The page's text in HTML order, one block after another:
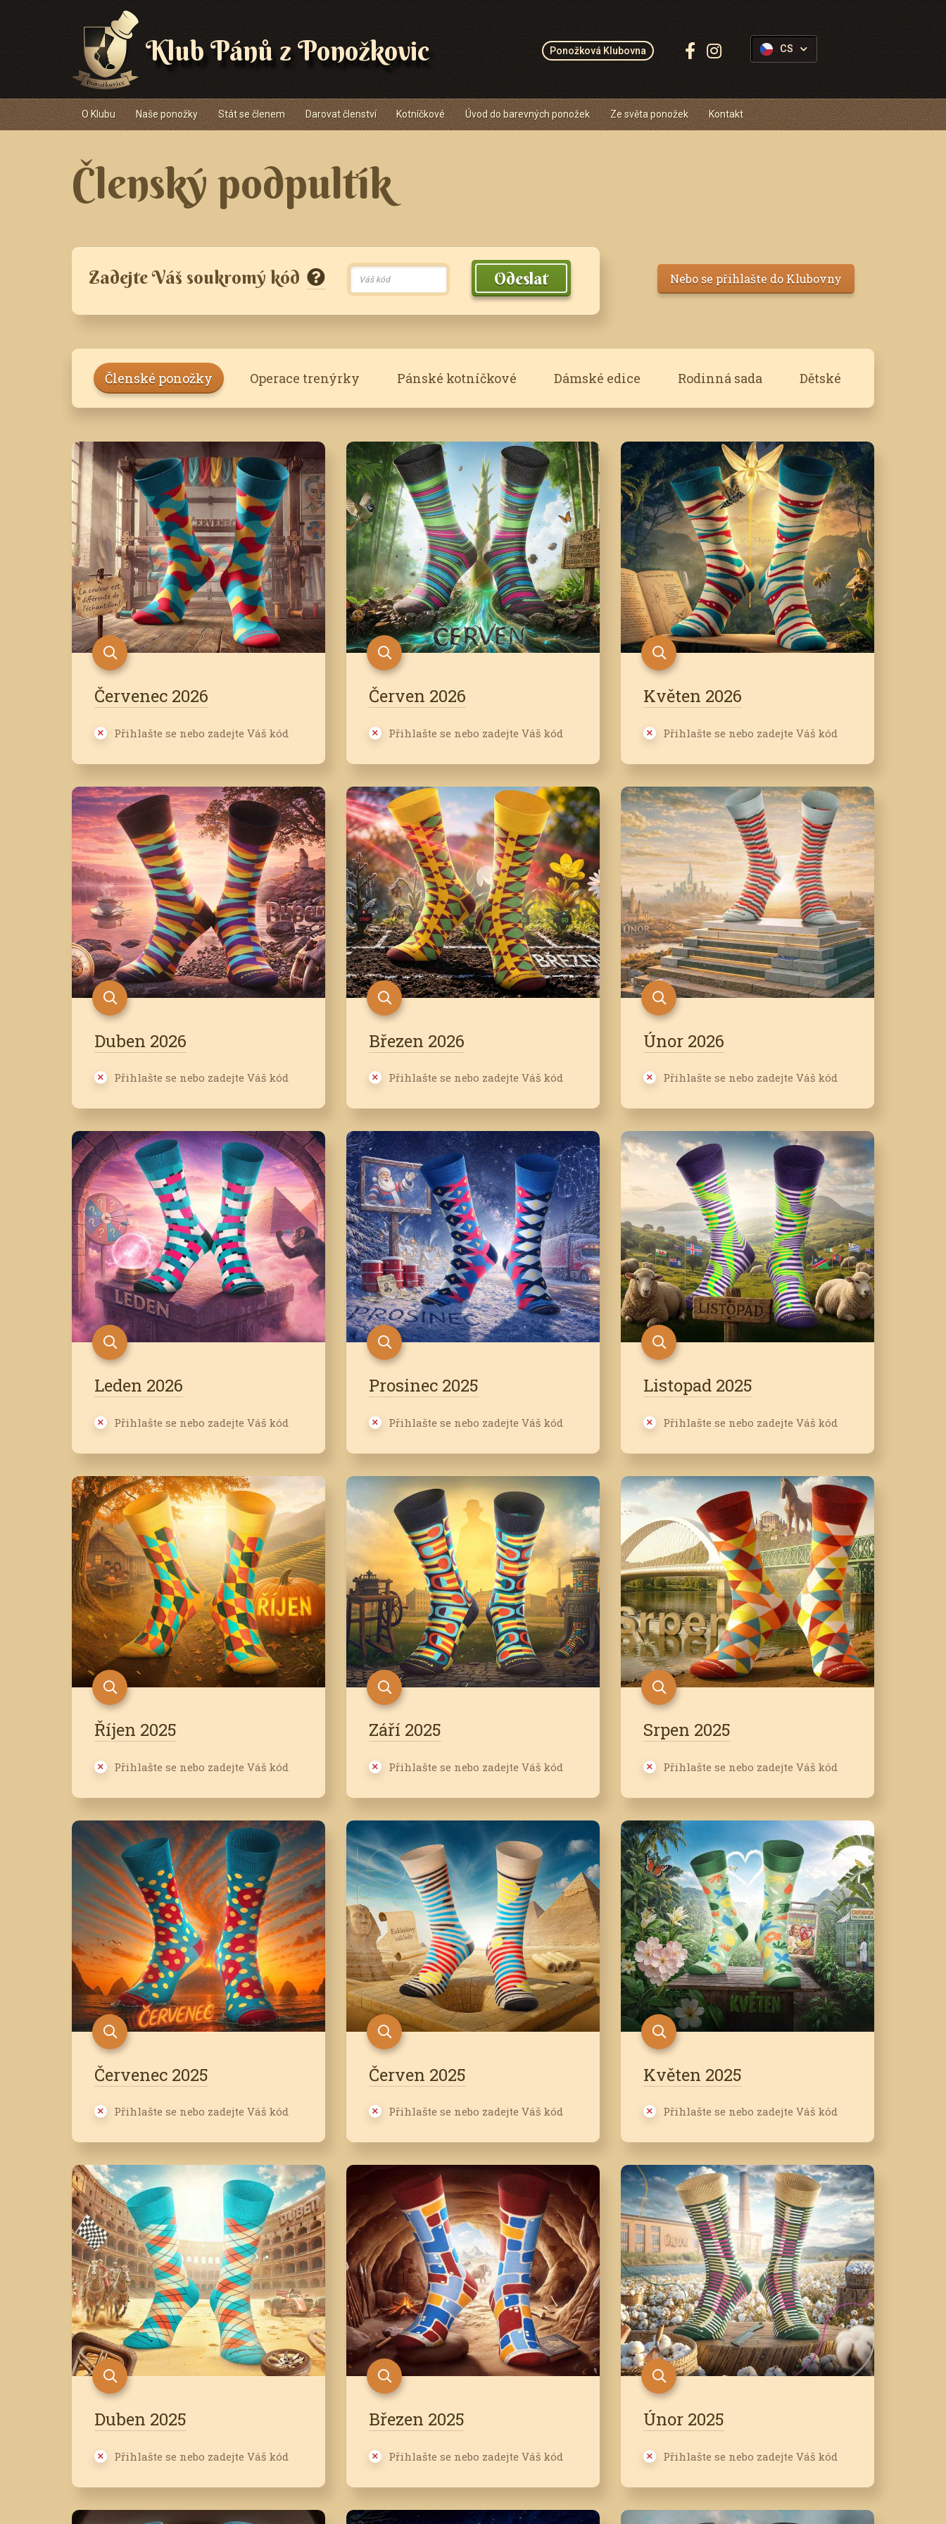
Klub Pánů z Ponožkovic Ponožková Klubovna
Sledujte
CS
Navigace
O Klubu Naše ponožky Stát se členem Darovat členství Kotníčkové Úvod do barevných ponožek Ze světa ponožek Kontakt
Členský podpultík
Zadejte Váš soukromý kód Odeslat Nebo se přihlašte do Klubovny
Členské ponožky Operace trenýrky Pánské kotníčkové Dámské edice Rodinná sada Dětské
Červenec 2026
Přihlašte se nebo zadejte Váš kód
Červen 2026
Přihlašte se nebo zadejte Váš kód
Květen 2026
Přihlašte se nebo zadejte Váš kód
Duben 2026
Přihlašte se nebo zadejte Váš kód
Březen 2026
Přihlašte se nebo zadejte Váš kód
Únor 2026
Přihlašte se nebo zadejte Váš kód
Leden 2026
Přihlašte se nebo zadejte Váš kód
Prosinec 2025
Přihlašte se nebo zadejte Váš kód
Listopad 2025
Přihlašte se nebo zadejte Váš kód
Říjen 2025
Přihlašte se nebo zadejte Váš kód
Září 2025
Přihlašte se nebo zadejte Váš kód
Srpen 2025
Přihlašte se nebo zadejte Váš kód
Červenec 2025
Přihlašte se nebo zadejte Váš kód
Červen 2025
Přihlašte se nebo zadejte Váš kód
Květen 2025
Přihlašte se nebo zadejte Váš kód
Duben 2025
Přihlašte se nebo zadejte Váš kód
Březen 2025
Přihlašte se nebo zadejte Váš kód
Únor 2025
Přihlašte se nebo zadejte Váš kód